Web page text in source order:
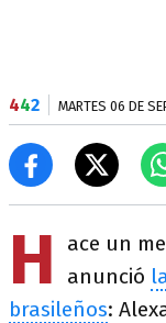
442 MARTES 06 DE
H
ace un
anunció
brasileños: